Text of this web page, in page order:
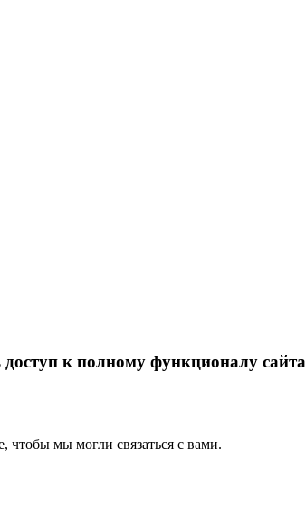
к полному функционалу сайта
чтобы мы могли связаться с вами.